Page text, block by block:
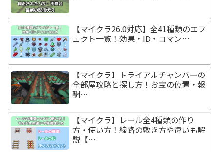
【マイクラ26.0対応】全41種類のエフ
ェクト一覧！効果・ID・コマン…
【マイクラ】トライアルチャンバーの
全部屋攻略と探し方！お宝の位置・報
酬…
【マイクラ】レール全4種類の作り
方・使い方！線路の敷き方や違いも解
説【…